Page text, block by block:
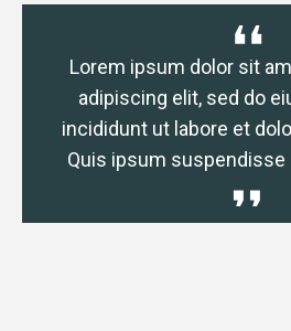
Lorem ipsum dolor sit
adipiscing elit, sed do
incididunt ut labore et
Quis ipsum suspendisse